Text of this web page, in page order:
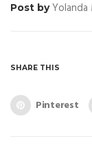
Post by
SHARE THIS
Pinterest